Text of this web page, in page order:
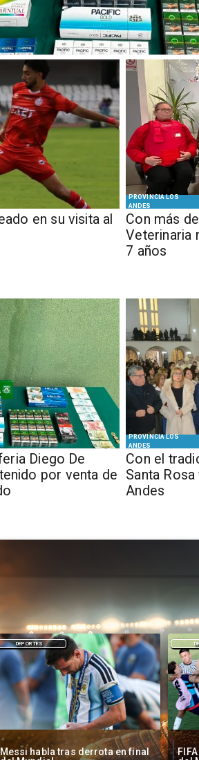
en su visita al
PROVINCIA LOS
ANDES
Con más
Veterinaria
7 años
Diego De
por venta de
PROVINCIA LOS
ANDES
Con el
Santa
Andes
FIFA investiga incidentes al final
DEPORTES